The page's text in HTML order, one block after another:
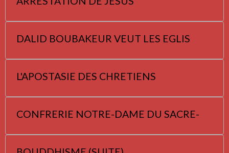
DALID BOUBAKEUR VEUT LES EGLIS
L'APOSTASIE DES CHRETIENS
CONFRERIE NOTRE-DAME DU SACRE-